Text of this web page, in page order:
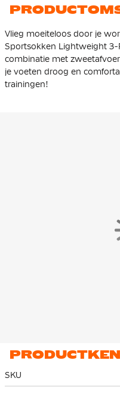
Vlieg moeiteloos door je
Sportsokken Lightweight 3-
combinatie met
je voeten droog en
trainingen!
SKU